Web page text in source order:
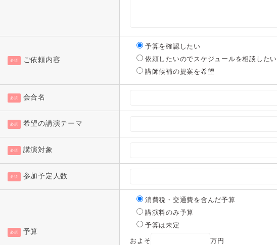
必須 ご依頼内容
予算を確認したい
依頼したいのでスケジュールを相談したい
講師候補の提案を希望
必須 会合名
必須 希望の講演テーマ
必須 講演対象
必須 参加予定人数
必須 予算
消費税・交通費を含んだ予算
講演料のみ予算
予算は未定
およそ
万円